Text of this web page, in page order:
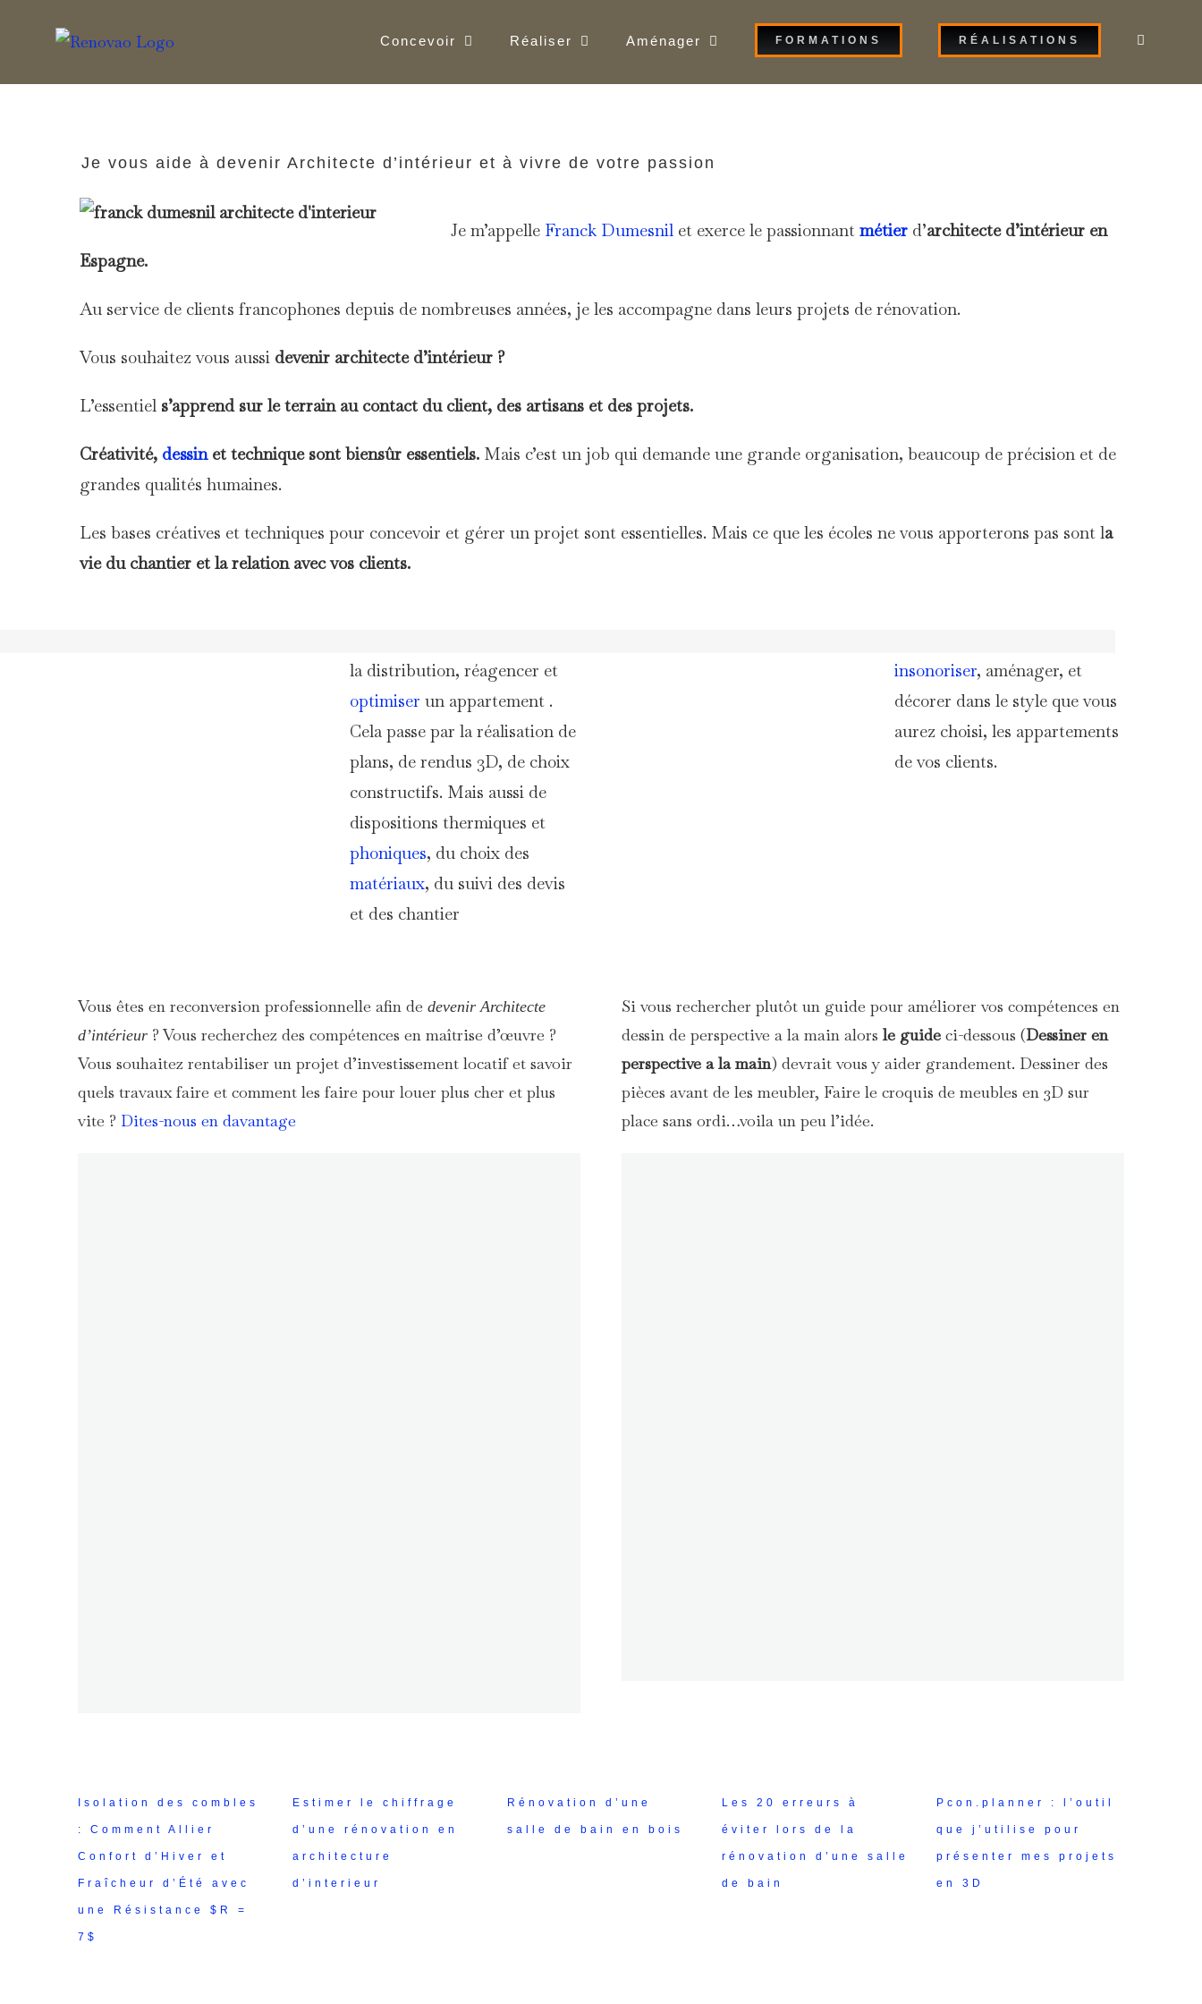
Concevoir Réaliser Aménager FORMATIONS RÉALISATIONS
Je vous aide à devenir Architecte d’intérieur et à vivre de votre passion
Je m’appelle Franck Dumesnilet exerce le passionnant métier d’architecte d’intérieur en
Espagne.
Au service de clients francophones depuis de nombreuses années, je les accompagne dans leurs projets de rénovation.
Vous souhaitez vous aussi devenir architecte d’intérieur ?
L’essentiel s’apprend sur le terrain au contact du client, des artisans et des projets.
Créativité, dessinet technique sont biensûressentiels. Mais c’est un job qui demande une grande organisation, beaucoup de précision et de
grandes qualités humaines.
Les bases créatives et techniques pour concevoir et gérer un projet sont essentielles. Mais ce que les écoles ne vous apporterons pas sont la
vie du chantier et la relation avec vos clients.
la distribution, réagencer et
optimiser un appartement .
Cela passe par la réalisation de
plans, de rendus 3D, de choix
constructifs. Mais aussi de
dispositions thermiques et
phoniques, du choix des
matériaux, du suivi des devis
et des chantier
insonoriser, aménager, et
décorer dans le style que vous
aurez choisi, les appartements
de vos clients.
Vous êtes en reconversion professionnelle afin de devenir Architecte
d’intérieur? Vous recherchez des compétences en maîtrise d’œuvre ?
Vous souhaitez rentabiliser un projet d’investissement locatif et savoir
quels travaux faire et comment les faire pour louer plus cher et plus
vite ? Dites-nous en davantage
Si vous rechercher plutôt un guide pour améliorer vos compétences en
dessin de perspective a la main alorsle guide ci-dessous (Dessiner en
perspective a la main) devrait vous y aider grandement. Dessiner des
pièces avant de les meubler, Faire le croquis de meubles en 3D sur
place sans ordi…voila un peu l’idée.
Isolation des combles
: Comment Allier
Confort d’Hiver et
Fraîcheur d’Été avec
une Résistance $R =
7$
Estimer le chiffrage
d’une rénovation en
architecture
d’interieur
Rénovation d’une
salle de bain en bois
Les 20 erreurs à
éviter lors de la
rénovation d’une salle
de bain
Pcon.planner : l’outil
que j’utilise pour
présenter mes projets
en 3D